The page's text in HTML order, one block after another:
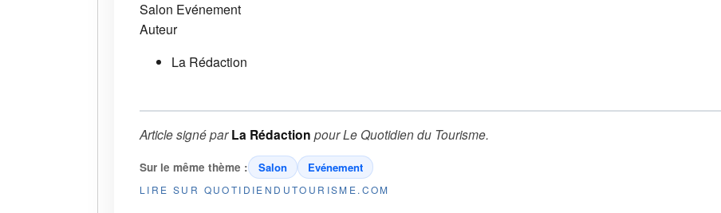
Salon Evénement
Auteur
La Rédaction
Article signé parLa Rédaction pourLe Quotidien du Tourisme.
Sur le même thème : Salon Evénement
LIRE SUR QUOTIDIENDUTOURISME.COM